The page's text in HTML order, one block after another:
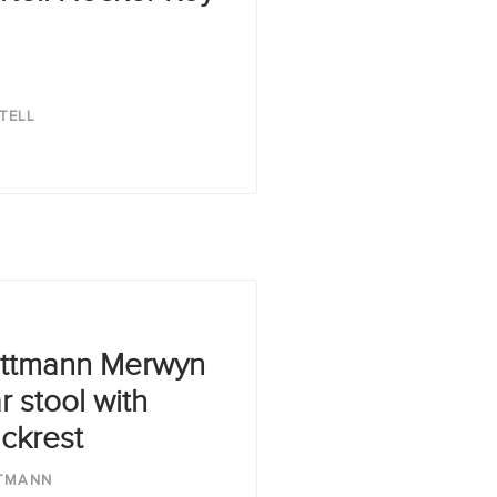
Merwyn
stool with